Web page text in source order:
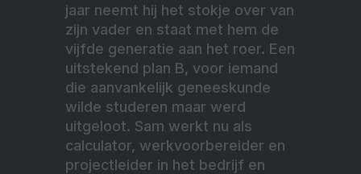
jaar neemt hij het stokje over van
zijn vader en staat met hem de
vijfde generatie aan het roer. Een
uitstekend plan B, voor iemand
die aanvankelijk geneeskunde
wilde studeren maar werd
uitgeloot. Sam werkt nu als
calculator, werkvoorbereider en
projectleider in het bedrijf en